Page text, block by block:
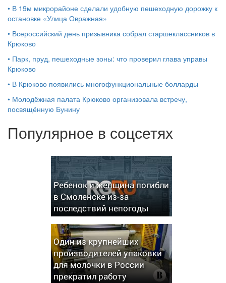
• В 19м микрорайоне сделали удобную пешеходную дорожку к
остановке «Улица Овражная»
• Всероссийский день призывника собрал старшеклассников в
Крюково
• Парк, пруд, пешеходные зоны: что проверил глава управы
Крюково
• В Крюково появились многофункциональные болларды
• Молодёжная палата Крюково организовала встречу,
посвящённую Бунину
Популярное в соцсетях
Ребенок и женщина погибли
в Смоленске из-за
последствий непогоды
Один из крупнейших
производителей упаковки
для молочки в России
прекратил работу